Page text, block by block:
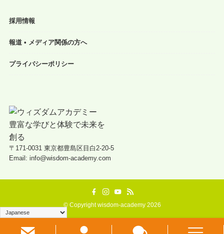
採用情報
報道 • メディア関係の方へ
プライバシーポリシー
〒171-0031 東京都豊島区目白2-20-5
Email: info@wisdom-academy.com
©Copyright wisdom-academy 2026